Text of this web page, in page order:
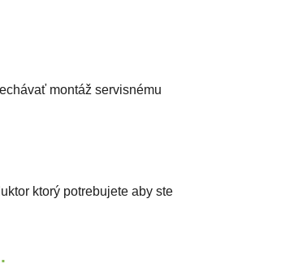
montáž servisnému
ktorý potrebujete aby ste